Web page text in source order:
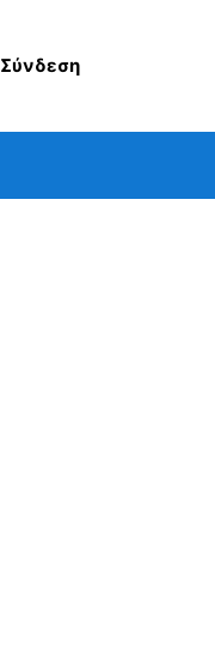
Σύνδεση